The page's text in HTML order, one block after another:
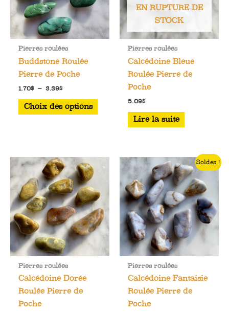
choisies
sur
la
Pierres roulées
Buddstone Roulée
Pierre de Poche
1.70$ – 3.39$Plage
prix :
1.70$
Choix des options
Ce
produit
Les
peuvent
être
choisies
sur
page
EN RUPTURE DE
STOCK
Pierres roulées
Calcédoine Bleue
Roulée Pierre de
Poche
5.09$
Lire la suite
Pierres roulées
Calcédoine Dorée
Roulée Pierre de
Poche
Soldes !
Pierres roulées
Calcédoine Fantaisie
Roulée Pierre de
Poche